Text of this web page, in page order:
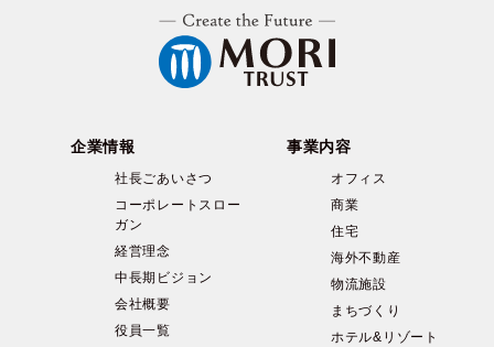
企業情報
社長ごあいさつ
コーポレートスロー
ガン
経営理念
中長期ビジョン
会社概要
役員一覧
事業内容
オフィス
商業
住宅
海外不動産
物流施設
まちづくり
ホテル&リゾート